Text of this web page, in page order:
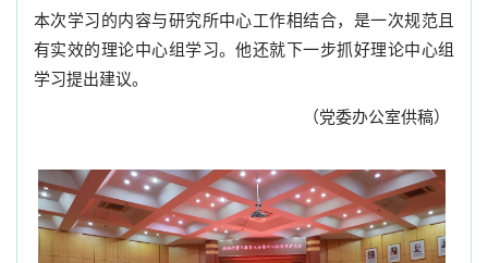
本次学习的内容与研究所中心工作相结合，是一次规范且
有实效的理论中心组学习。他还就下一步抓好理论中心组
学习提出建议。
（党委办公室供稿）